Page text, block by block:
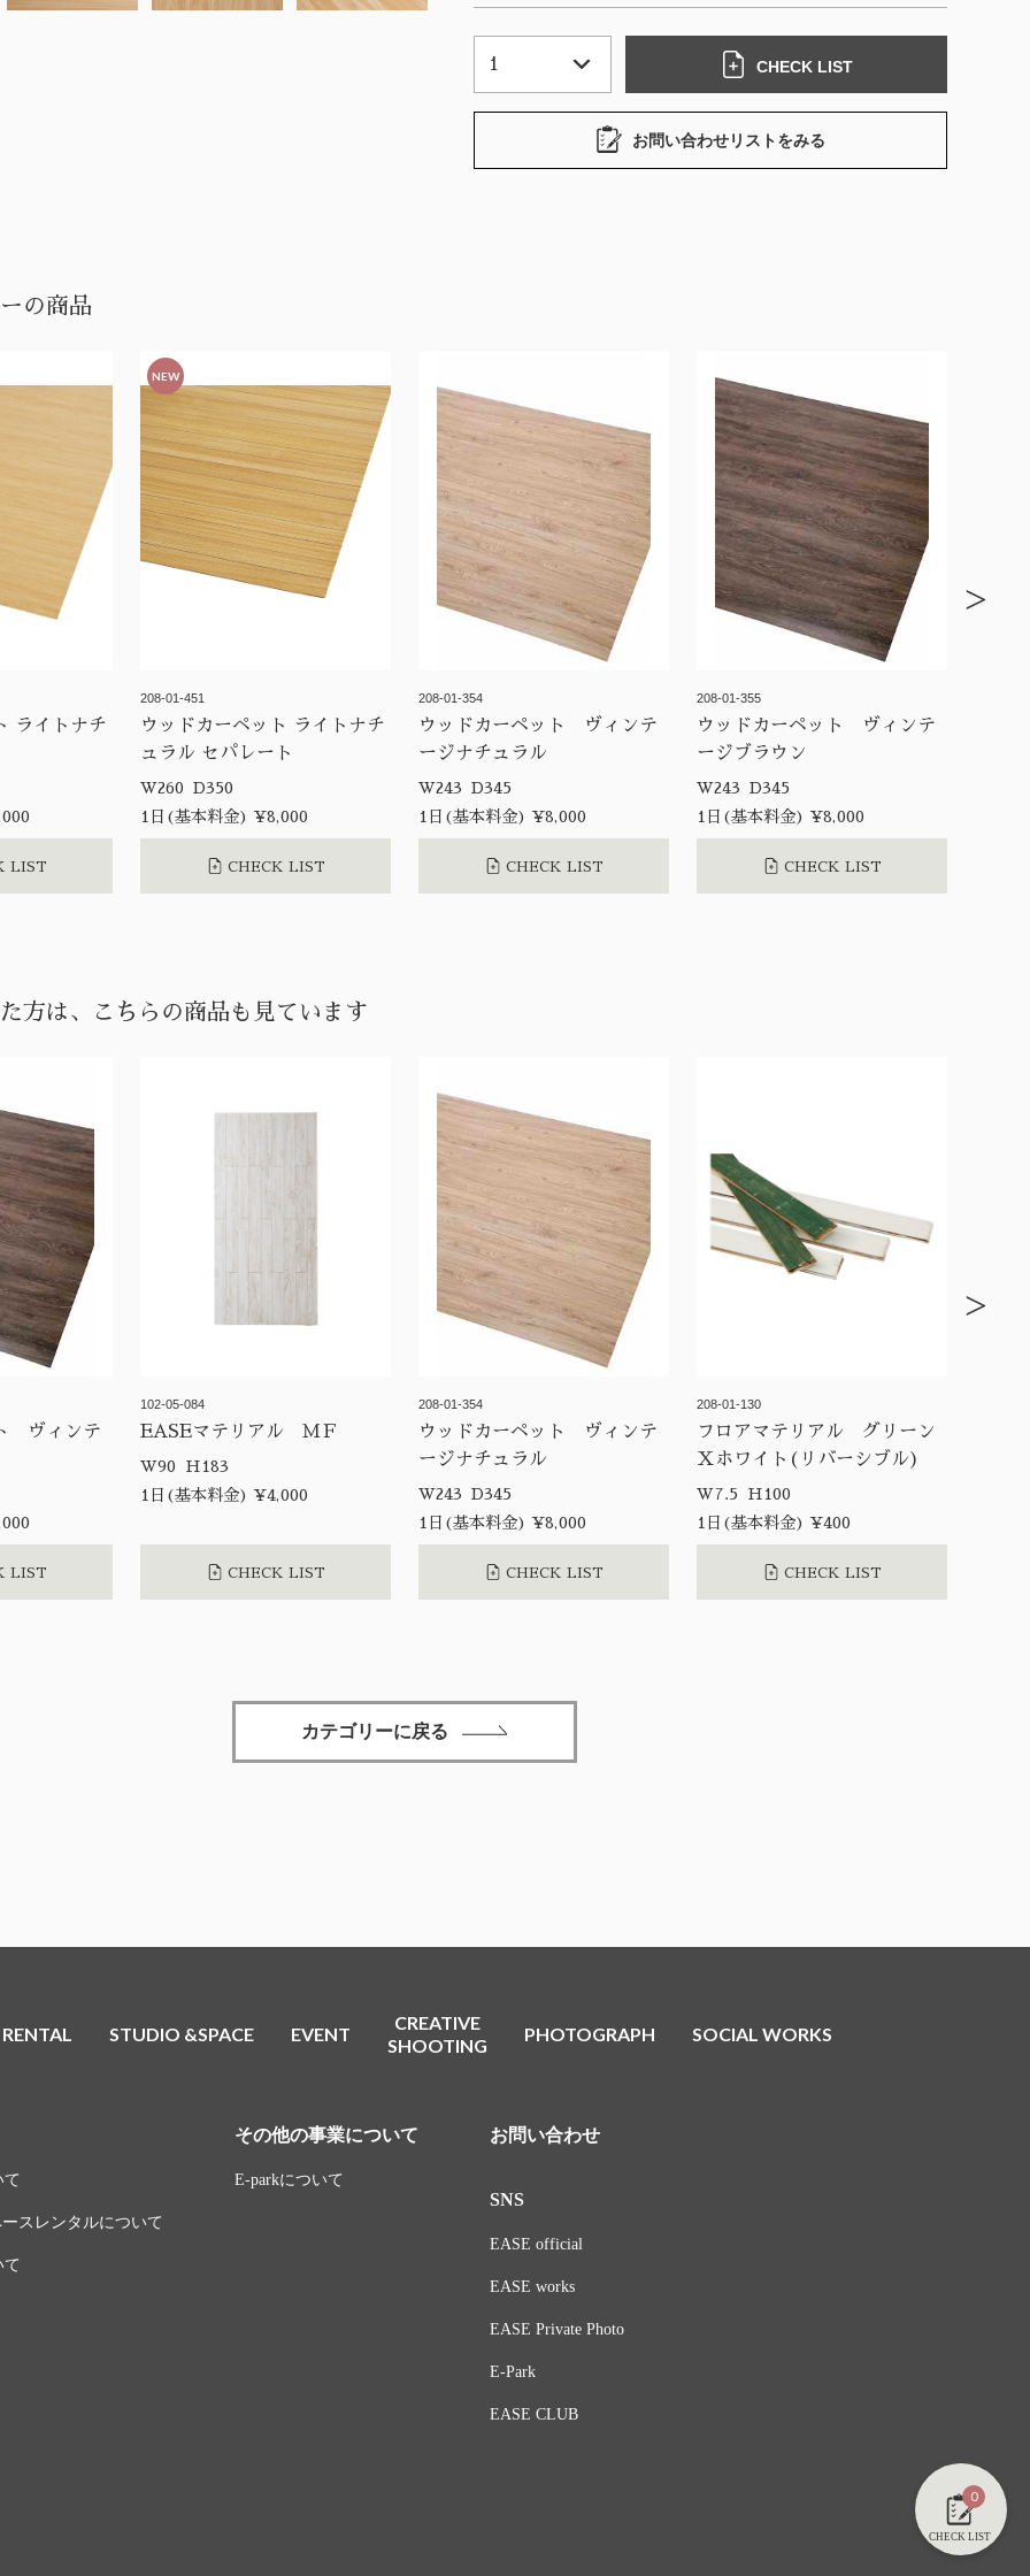
CHECK LIST
お問い合わせリストをみる
の商品
ライトナチ
LIST
NEW
208-01-451
ウッドカーペット ライトナチ
ュラル セパレート
W260 D350
1日(基本料金) ¥8,000
CHECK LIST
208-01-354
ウッドカーペット ヴィンテ
ージナチュラル
W243 D345
1日(基本料金) ¥8,000
CHECK LIST
208-01-355
ウッドカーペット ヴィンテ
ージブラウン
W243 D345
1日(基本料金) ¥8,000
CHECK LIST
>
方は、こちらの商品も見ています
ヴィンテ
LIST
102-05-084
EASEマテリアル ＭＦ
W90 H183
1日(基本料金) ¥4,000
CHECK LIST
208-01-354
ウッドカーペット ヴィンテ
ージナチュラル
W243 D345
1日(基本料金) ¥8,000
CHECK LIST
208-01-130
フロアマテリアル グリーン
Ｘホワイト(リバーシブル)
W7.5 H100
1日(基本料金) ¥400
CHECK LIST
>
カテゴリーに戻る
0
CHECK LIST
RENTAL STUDIO &SPACE EVENT
CREATIVE
SHOOTING
PHOTOGRAPH SOCIAL WORKS
て
スレンタルについて
その他の事業について
E-parkについて
お問い合わせ
SNS
EASE official
EASE works
EASE Private Photo
E-Park
EASE CLUB